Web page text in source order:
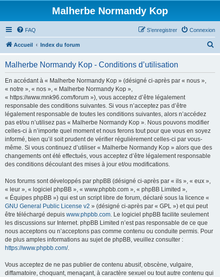
Malherbe Normandy Kop
FAQ Connexion
S’enregistrer
Accueil Index du forum
Malherbe Normandy Kop - Conditions d’utilisation
En accédant à « Malherbe Normandy Kop » (désigné ci-après par « nous »,
« notre », « nos », « Malherbe Normandy Kop »,
« https://www.mnk96.com/forum »), vous acceptez d’être légalement
responsable des conditions suivantes. Si vous n’acceptez pas d’être
légalement responsable de toutes les conditions suivantes, alors n’accédez
pas et/ou n’utilisez pas « Malherbe Normandy Kop ». Nous pouvons modifier
celles-ci à n’importe quel moment et nous ferons tout pour que vous en soyez
informé, bien qu’il soit prudent de vérifier régulièrement celles-ci par vous-
même. Si vous continuez d’utiliser « Malherbe Normandy Kop » alors que des
changements ont été effectués, vous acceptez d’être légalement responsable
des conditions découlant des mises à jour et/ou modifications.
Nos forums sont développés par phpBB (désigné ci-après par « ils », « eux »,
« leur », « logiciel phpBB », « www.phpbb.com », « phpBB Limited »,
« Équipes phpBB ») qui est un script libre de forum, déclaré sous la licence «
GNU General Public License v2 » (désigné ci-après par « GPL ») et qui peut
être téléchargé depuis www.phpbb.com. Le logiciel phpBB facilite seulement
les discussions sur Internet. phpBB Limited n’est pas responsable de ce que
nous acceptons ou n’acceptons pas comme contenu ou conduite permis. Pour
de plus amples informations au sujet de phpBB, veuillez consulter :
https://www.phpbb.com/.
Vous acceptez de ne pas publier de contenu abusif, obscène, vulgaire,
diffamatoire, choquant, menaçant, à caractère sexuel ou tout autre contenu qui